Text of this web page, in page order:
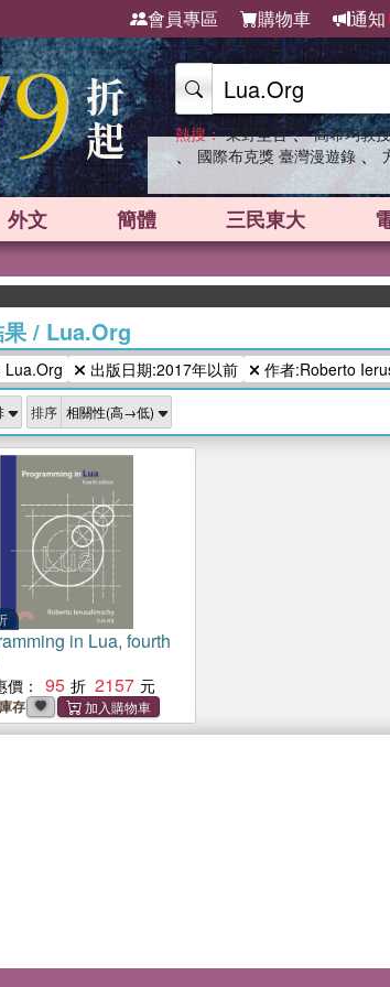
會員專區 購物車 通知
熱搜： 東野圭吾 、 高希均教
、 國際布克獎 臺灣漫遊錄 、
外文 簡體 三民東大
/ Lua.Org
Lua.Org 出版日期:2017年以前 作者:Roberto
排序
in Lua, fourth
價： 95 2157
存